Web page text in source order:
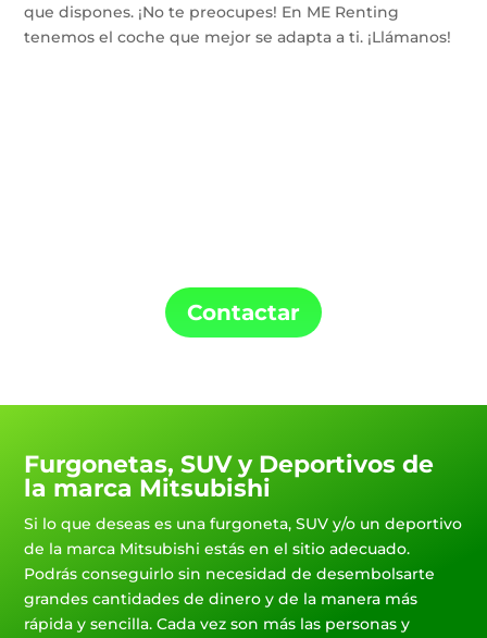
que dispones. ¡No te preocupes! En ME Renting
tenemos el coche que mejor se adapta a ti. ¡Llámanos!
Contactar
Furgonetas, SUV y Deportivos de
la marca Mitsubishi
Si lo que deseas es una furgoneta, SUV y/o un deportivo
de la marca Mitsubishi estás en el sitio adecuado.
Podrás conseguirlo sin necesidad de desembolsarte
grandes cantidades de dinero y de la manera más
rápida y sencilla. Cada vez son más las personas y